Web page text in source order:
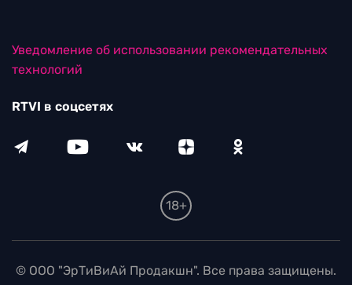
Уведомление об использовании рекомендательных
технологий
RTVI в соцсетях
18+
© ООО "ЭрТиВиАй Продакшн". Все права защищены.